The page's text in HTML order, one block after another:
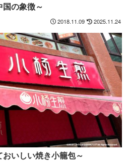
の象徴～
2018.11.09 2025.11.24
いしい焼き小籠包～